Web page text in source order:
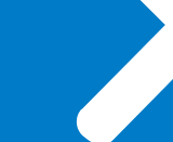
1977 –
Sociale